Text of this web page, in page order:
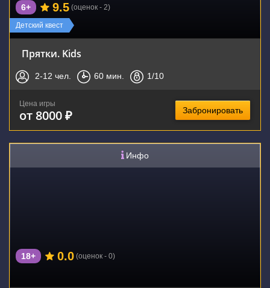
Детский квест
6+ 9.5 (оценок - 2)
Прятки. Kids
2-12 чел. 60 мин. 1/10
Цена игры
от 8000 ₽ Забронировать
Инфо
18+ 0.0 (оценок - 0)